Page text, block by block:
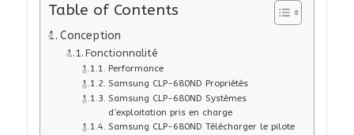
Table of Contents
Conception
Fonctionnalité
Performance
Samsung CLP-680ND Propriétés
Samsung CLP-680ND Systèmes
d’exploitation pris en charge
Samsung CLP-680ND Télécharger le pilote